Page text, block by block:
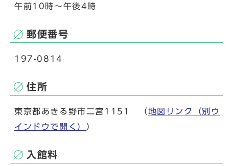
午前10時～午後4時
郵便番号
197-0814
住所
東京都あきる野市二宮1151 （地図リンク
（別ウ
インドウで開く） ）
入館料